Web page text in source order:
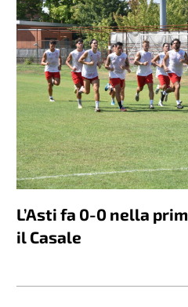
L’Asti fa 0-0 nella
il Casale